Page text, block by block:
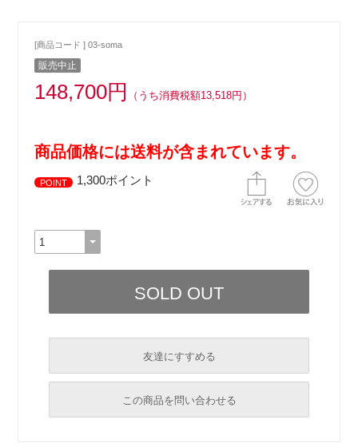
[商品コード ] 03-soma
販売中止
148,700円 （うち消費税額13,518円）
商品価格には送料が含まれています。
POINT 1,300ポイント
友達にすすめる
必須
この商品を問い合わせる